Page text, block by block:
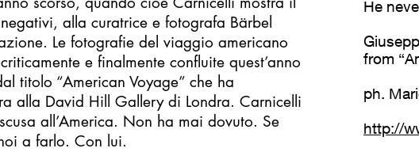
alla curatrice e fotografa Bärbel
Le fotografie del viaggio americano
e finalmente confluite quest’anno
titolo “American Voyage” che ha
alla David Hill Gallery di Londra. Carnicelli
all’America. Non ha mai dovuto. Se
a farlo. Con lui.
He
from
ph.
http://